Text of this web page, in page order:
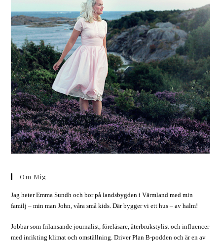
Om Mig
Jag heter Emma Sundh och bor på landsbygden i Värmland med min
familj – min man John, våra små kids. Där bygger vi ett hus – av halm!
Jobbar som frilansande journalist, föreläsare, återbrukstylist och influencer
med inrikting klimat och omställning. Driver Plan B-podden och är en av